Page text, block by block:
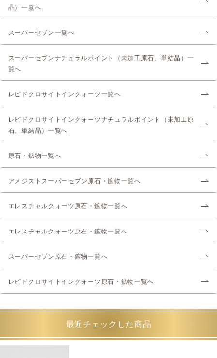
晶）一覧へ
スーパーセブン一覧へ
スーパーセブンナチュラルポイント（未加工原石、単結晶）一
覧へ
レピドクロサイトインクォーツ一覧へ
レピドクロサイトインクォーツナチュラルポイント（未加工原
石、単結晶）一覧へ
原石・鉱物一覧へ
アメジストスーパーセブン原石・鉱物一覧へ
エレスチャルクォーツ原石・鉱物一覧へ
エレスチャルクォーツ原石・鉱物一覧へ
スーパーセブン原石・鉱物一覧へ
レピドクロサイトインクォーツ原石・鉱物一覧へ
最近チェックした商品